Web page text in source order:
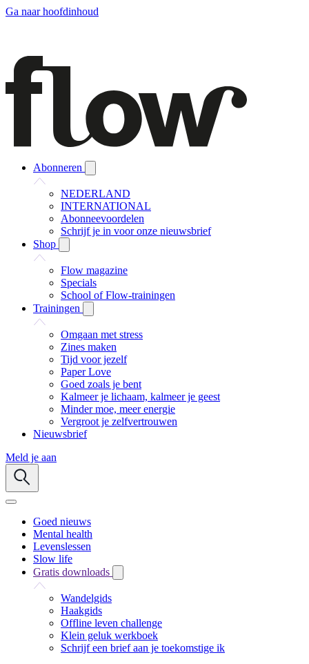
Ga naar hoofdinhoud
Abonneren
NEDERLAND
INTERNATIONAL
Abonneevoordelen
Schrijf je in voor onze nieuwsbrief
Shop
Flow magazine
Specials
School of Flow-trainingen
Trainingen
Omgaan met stress
Zines maken
Tijd voor jezelf
Paper Love
Goed zoals je bent
Kalmeer je lichaam, kalmeer je geest
Minder moe, meer energie
Vergroot je zelfvertrouwen
Nieuwsbrief
Meld je aan
Goed nieuws
Mental health
Levenslessen
Slow life
Gratis downloads
Wandelgids
Haakgids
Offline leven challenge
Klein geluk werkboek
Schrijf een brief aan je toekomstige ik